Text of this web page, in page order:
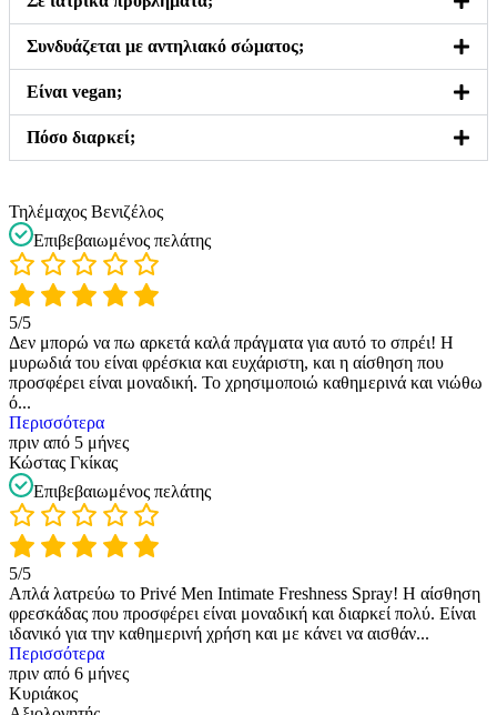
Συνδυάζεται με αντηλιακό σώματος;
Είναι vegan;
Πόσο διαρκεί;
Τηλέμαχος Βενιζέλος
Επιβεβαιωμένος πελάτης
5/5
Δεν μπορώ να πω αρκετά καλά πράγματα για αυτό το σπρέι! Η
μυρωδιά του είναι φρέσκια και ευχάριστη, και η αίσθηση που
προσφέρει είναι μοναδική. Το χρησιμοποιώ καθημερινά και νιώθω
ό...
Περισσότερα
πριν από 5 μήνες
Κώστας Γκίκας
Επιβεβαιωμένος πελάτης
5/5
Απλά λατρεύω το Privé Men Intimate Freshness Spray! Η αίσθηση
φρεσκάδας που προσφέρει είναι μοναδική και διαρκεί πολύ. Είναι
ιδανικό για την καθημερινή χρήση και με κάνει να αισθάν...
Περισσότερα
πριν από 6 μήνες
Κυριάκος